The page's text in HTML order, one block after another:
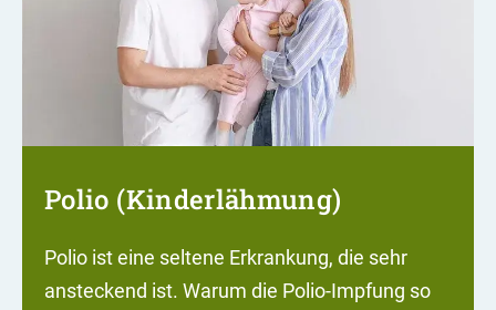
Polio (Kinderlähmung)
Polio ist eine seltene Erkrankung, die sehr
ansteckend ist. Warum die Polio-Impfung so